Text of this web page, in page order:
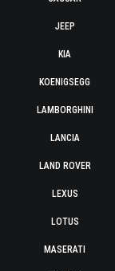
JEEP
KIA
KOENIGSEGG
LAMBORGHINI
LANCIA
LAND ROVER
LEXUS
LOTUS
MASERATI